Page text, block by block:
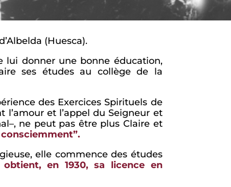
(Huesca).
lui donner une bonne éducation,
ses études au collège de la
des Exercices Spirituels de
et l’appel du Seigneur et
ne peut pas être plus Claire et
elle commence des études
obtient, en 1930, sa licence en